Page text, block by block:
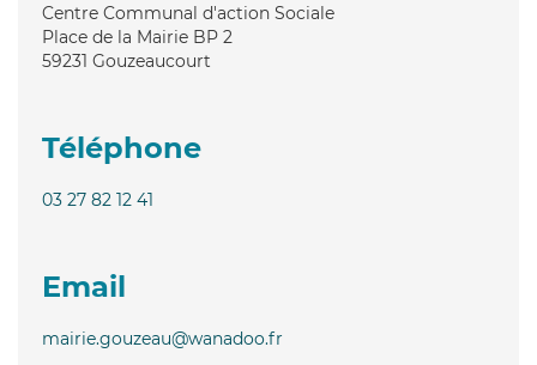
Centre Communal d'action Sociale
Place de la Mairie BP 2
59231 Gouzeaucourt
Téléphone
03 27 82 12 41
Email
mairie.gouzeau@wanadoo.fr